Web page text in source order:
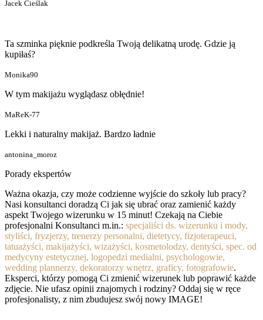
Jacek Cieślak
Ta szminka pięknie podkreśla Twoją delikatną urodę. Gdzie ją
kupiłaś?
Monika90
W tym makijażu wyglądasz obłędnie!
MaReK-77
Lekki i naturalny makijaż. Bardzo ładnie
antonina_moroz
Porady ekspertów
Ważna okazja, czy może codzienne wyjście do szkoły lub pracy?
Nasi konsultanci doradzą Ci jak się ubrać oraz zamienić każdy
aspekt Twojego wizerunku w 15 minut! Czekają na Ciebie
profesjonalni Konsultanci m.in.: specjaliści ds. wizerunku i mody,
styliści, fryzjerzy, trenerzy personalni, dietetycy, fizjoterapeuci,
tatuażyści, makijażyści, wizażyści, kosmetolodzy, dentyści, spec. od
medycyny estetycznej, logopedzi medialni, psychologowie,
wedding plannerzy, dekoratorzy wnętrz, graficy, fotografowie.
Eksperci, którzy pomogą Ci zmienić wizerunek lub poprawić każde
zdjęcie. Nie ufasz opinii znajomych i rodziny? Oddaj się w ręce
profesjonalisty, z nim zbudujesz swój nowy IMAGE!